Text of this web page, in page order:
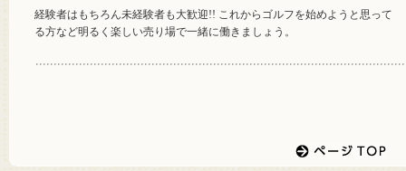
経験者はもちろん未経験者も大歓迎!! これからゴルフを始めようと思って
る方など明るく楽しい売り場で一緒に働きましょう。